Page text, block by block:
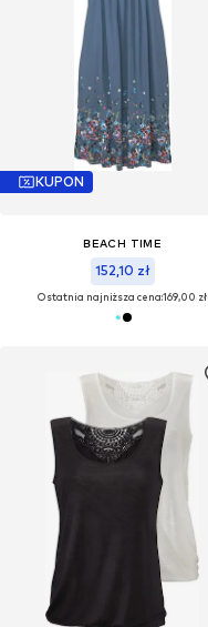
KUPON
BEACH TIME
152,10 zł
Ostatnia najniższa cena:169,00 zł